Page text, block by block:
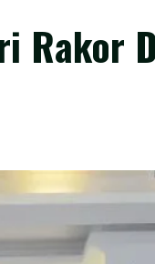
Rakor